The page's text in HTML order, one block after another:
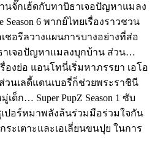
นจั๊กเฮ้ดกับทาบิธาเจอปัญหาแมลง
6 พากย์ไทยเรื่องราวชวน
ชอรีลวางแผนการบางอย่างที่ส่อ
าเจอปัญหาแมลงบุกบ้าน ส่วน…
รื่องย่อ แอนโทนี่เริ่มหาภรรยา เอโอ
วนเลดี้แดนเบอรี่ก็ช่วยพระราชินี
ด็ก… Super PupZ Season 1 ซับ
เปอร์หมาพลังล้นร่วมมือร่วมใจกัน
ะเตาะและเอเลี่ยนขนปุย ในการ